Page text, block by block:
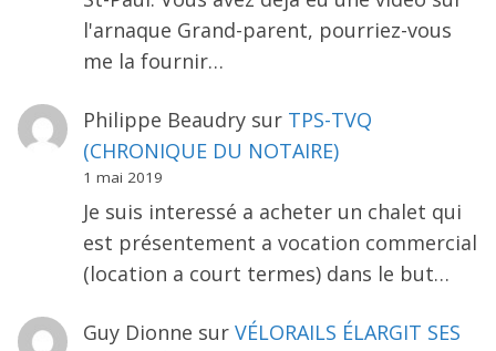
l'arnaque Grand-parent, pourriez-vous
me la fournir…
Philippe Beaudrysur TPS-TVQ
(CHRONIQUE DU NOTAIRE)
1 mai 2019
Je suis interessé a acheter un chalet qui
est présentement a vocation commercial
(location a court termes) dans le but…
Guy Dionne sur VÉLORAILS ÉLARGIT SES